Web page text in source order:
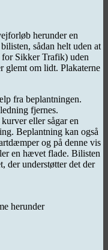
herunder en
sådan helt uden at
Sikker Trafik) uden
glemt om lidt. Plakaterne
fra beplantningen.
fjernes.
eller sågar en
Beplantning kan også
og på denne vis
en hævet flade. Bilisten
der understøtter det der
herunder